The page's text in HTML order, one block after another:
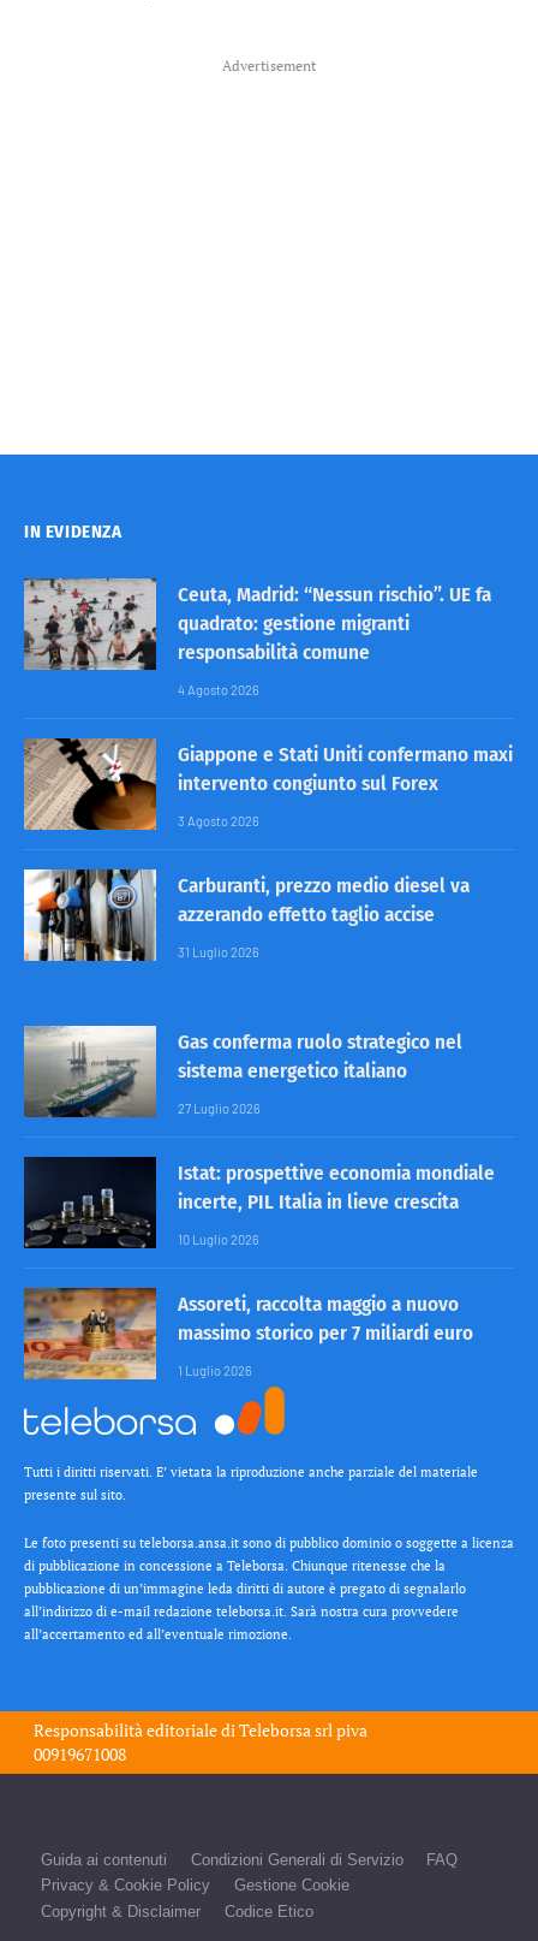
Advertisement
IN EVIDENZA
Ceuta, Madrid: “Nessun rischio”. UE fa
quadrato: gestione migranti
responsabilità comune
4 Agosto 2026
Giappone e Stati Uniti confermano maxi
intervento congiunto sul Forex
3 Agosto 2026
Carburanti, prezzo medio diesel va
azzerando effetto taglio accise
31 Luglio 2026
Gas conferma ruolo strategico nel
sistema energetico italiano
27 Luglio 2026
Istat: prospettive economia mondiale
incerte, PIL Italia in lieve crescita
10 Luglio 2026
Assoreti, raccolta maggio a nuovo
massimo storico per 7 miliardi euro
1 Luglio 2026
Tutti i diritti riservati. E’ vietata la riproduzione anche parziale del materiale
presente sul sito.
Le foto presenti su teleborsa.ansa.it sono di pubblico dominio o soggette a licenza
di pubblicazione in concessione a Teleborsa. Chiunque ritenesse che la
pubblicazione di un’immagine leda diritti di autore è pregato di segnalarlo
all’indirizzo di e-mail redazione teleborsa.it. Sarà nostra cura provvedere
all’accertamento ed all’eventuale rimozione.
Responsabilità editoriale diTeleborsa srlpiva
00919671008
Guida ai contenuti Condizioni Generali di Servizio
FAQ
Privacy & Cookie Policy
Gestione Cookie
Copyright & Disclaimer
Codice Etico